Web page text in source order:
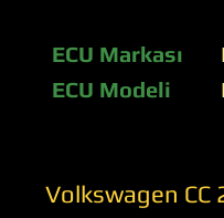
ECU Markası
ECU Modeli
Volkswagen CC